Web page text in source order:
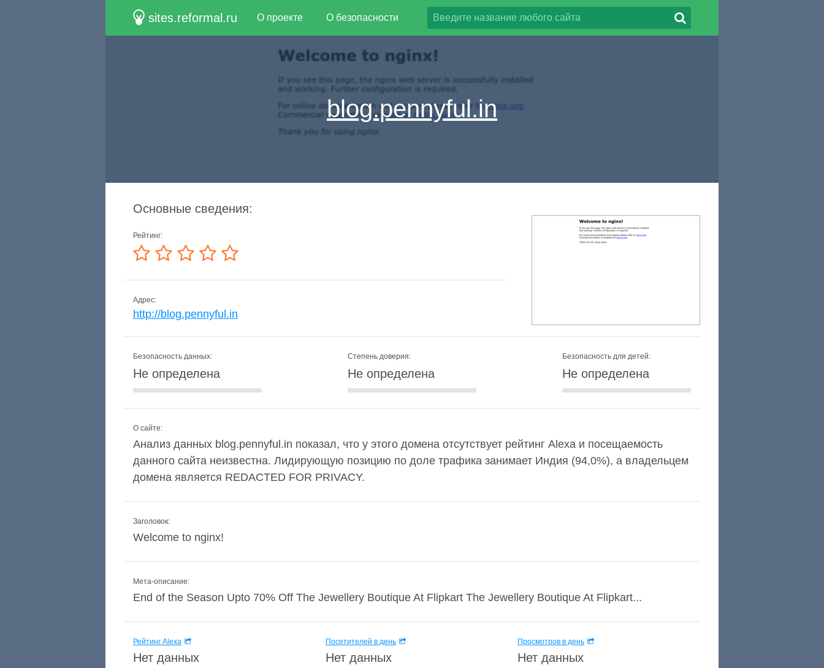
sites.reformal.ru О проекте О безопасности
blog.pennyful.in
Основные сведения:
Рейтинг:
Адрес:
http://blog.pennyful.in
Безопасность данных:
Не определена
Степень доверия:
Не определена
Безопасность для детей:
Не определена
О сайте:
Анализ данных blog.pennyful.in показал, что у этого домена отсутствует рейтинг Alexa и посещаемость
данного сайта неизвестна. Лидирующую позицию по доле трафика занимает Индия (94,0%), а владельцем
домена является REDACTED FOR PRIVACY.
Заголовок:
Welcome to nginx!
Мета-описание:
End of the Season Upto 70% Off The Jewellery Boutique At Flipkart The Jewellery Boutique At Flipkart...
Рейтинг Alexa
Нет данных
Посетителей в день
Нет данных
Просмотров в день
Нет данных